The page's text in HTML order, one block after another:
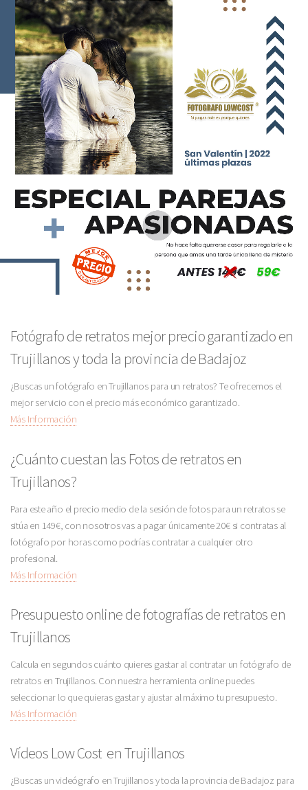
Fotógrafo de retratos mejor precio garantizado en
Trujillanos y toda la provincia de Badajoz
¿Buscas un fotógrafo en Trujillanos para un retratos? Te ofrecemos el
mejor servicio con el precio más económico garantizado.
Más Información
¿Cuánto cuestan las Fotos de retratos en
Trujillanos?
Para este año el precio medio de la sesión de fotos para un retratos se
sitúa en 149€, con nosotros vas a pagar únicamente 20€ si contratas al
fotógrafo por horas como podrías contratar a cualquier otro
profesional.
Más Información
Presupuesto online de fotografías de retratos en
Trujillanos
Calcula en segundos cuánto quieres gastar al contratar un fotógrafo de
retratos en Trujillanos. Con nuestra herramienta online puedes
seleccionar lo que quieras gastar y ajustar al máximo tu presupuesto.
Más Información
Vídeos Low Cost en Trujillanos
¿Buscas un videógrafo en Trujillanos y toda la provincia de Badajoz para